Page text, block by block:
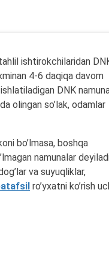
ishtirokchilaridan
4-6 daqiqa davom
DNK
olingan so’lak, odamlar
bo’lmasa, boshqa
namunalar
va suyuqliklar,
ro’yxatni ko’rish